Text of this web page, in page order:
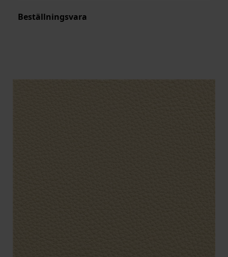
Beställningsvara